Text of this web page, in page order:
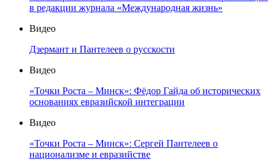
в редакции журнала «Международная жизнь»
Видео
Дзермант и Пантелеев о русскости
Видео
«Точки Роста – Минск»: Фёдор Гайда об исторических
основаниях евразийской интеграции
Видео
«Точки Роста – Минск»: Сергей Пантелеев о
национализме и евразийстве